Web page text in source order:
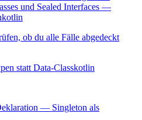
und Sealed Interfaces —
kotlin
ob du alle Fälle abgedeckt
statt Data-Classkotlin
— Singleton als